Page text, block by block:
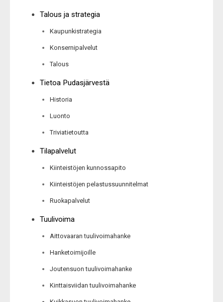
Talous ja strategia
Kaupunkistrategia
Konsernipalvelut
Talous
Tietoa Pudasjärvestä
Historia
Luonto
Triviatietoutta
Tilapalvelut
Kiinteistöjen kunnossapito
Kiinteistöjen pelastussuunnitelmat
Ruokapalvelut
Tuulivoima
Aittovaaran tuulivoimahanke
Hanketoimijoille
Joutensuon tuulivoimahanke
Kinttaisviidan tuulivoimahanke